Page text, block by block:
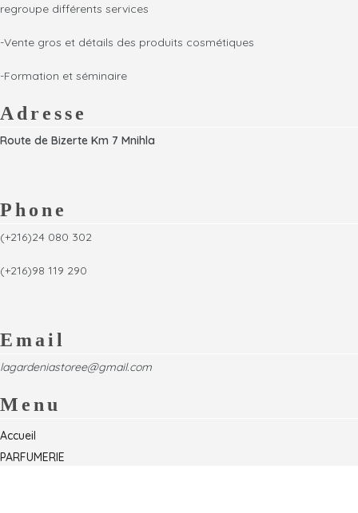
regroupe différents services
-Vente gros et détails des produits cosmétiques
-Formation et séminaire
Adresse
Route de Bizerte Km 7 Mnihla
Phone
(+216)24 080 302
(+216)98 119 290
Email
lagardeniastoree@gmail.com
Menu
Accueil
PARFUMERIE